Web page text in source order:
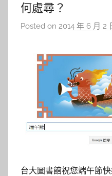
何處尋？
Posted on 2014 年 6 月 2
台大圖書館祝您端午節